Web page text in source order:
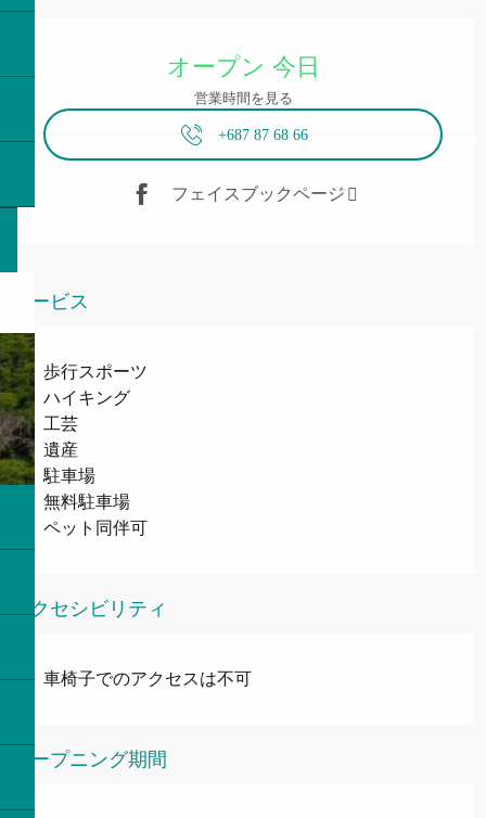
オープン 今日
営業時間を見る
+687 87 68 66
フェイスブックページ
サービス
歩行スポーツ
ハイキング
工芸
遺産
駐車場
無料駐車場
ペット同伴可
アクセシビリティ
車椅子でのアクセスは不可
オープニング期間